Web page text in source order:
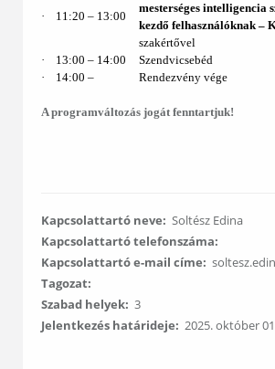
· 11:20 – 13:00
mesterséges intelligencia
kezdő felhasználóknak ‒
szakértővel
·
13:00 ‒ 14:00
Szendvicsebéd
·
14:00 ‒ Rendezvény vége
A programváltozás jogát fenntartjuk!
Kapcsolattartó neve: Soltész Edina
Kapcsolattartó telefonszáma:
Kapcsolattartó e-mail címe:
Tagozat:
Szabad helyek: 3
Jelentkezés határideje: 2025. október